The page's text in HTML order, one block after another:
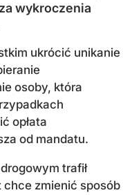
wykroczenia
ukrócić unikanie
osoby, która
opłata
od mandatu.
trafił
zmienić sposób